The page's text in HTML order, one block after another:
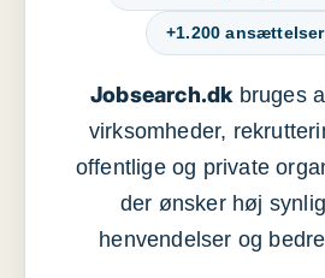
+1.200
Jobsearch.dkbruges
virksomheder,
offentlige og private
der ønsker høj
henvendelser og